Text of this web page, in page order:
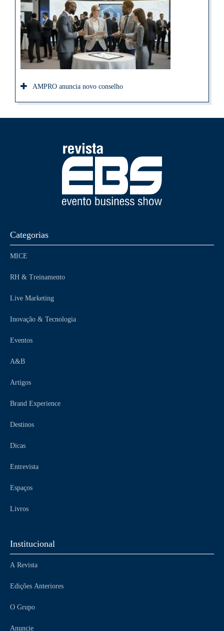
AMPRO anuncia novo conselho
Categorias
MICE
RH & Treinamento
Live Marketing
Inovação & Tecnologia
Eventos
A&B
Artigos
Brand Experience
Destinos
Dicas
Entrevista
Espaços
Livros
Institucional
A Revista
Edições Anteriores
O Grupo
Anuncie